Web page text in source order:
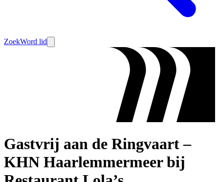
ZoekWord lid
Gastvrij aan de Ringvaart –
KHN Haarlemmermeer bij